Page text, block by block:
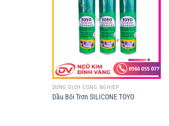
DUNG DỊCH CÔNG NGHIỆP
Dầu Bôi Trơn SILICONE TOYO